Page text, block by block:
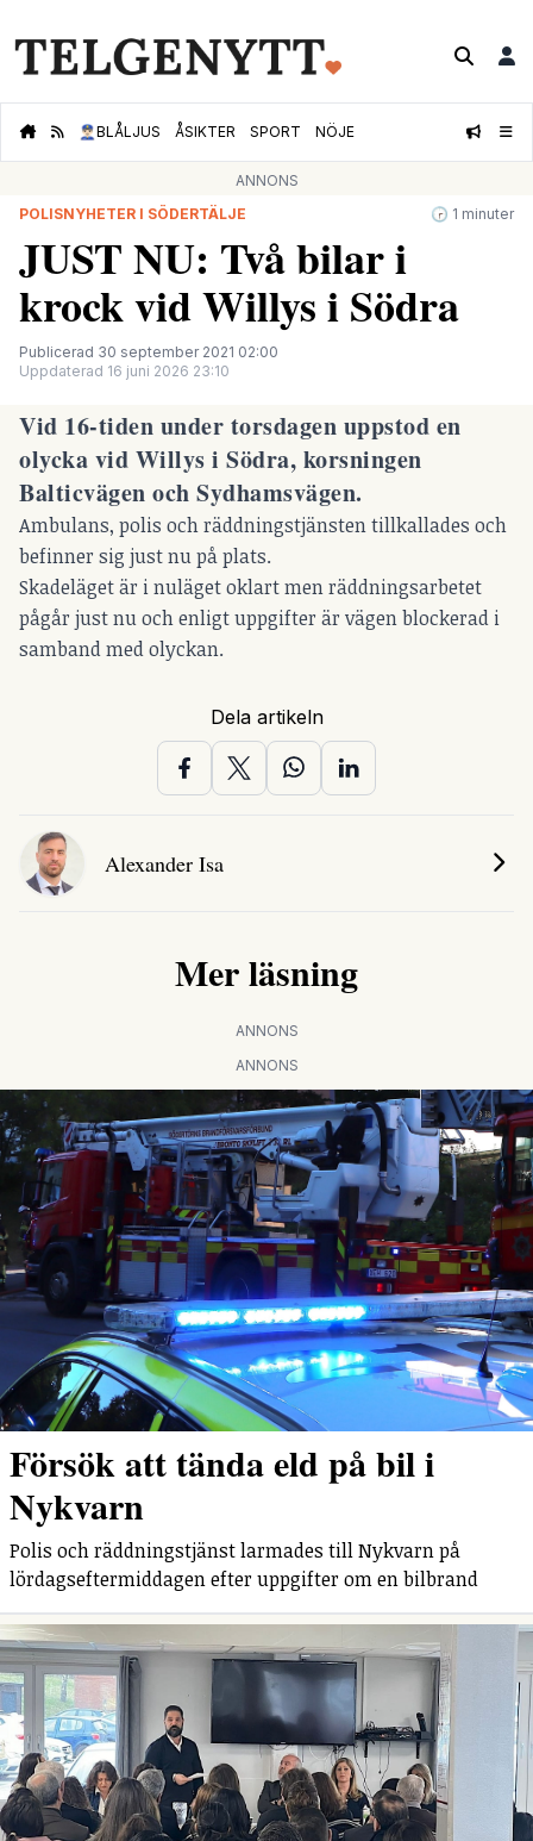
👮🏻‍♂️BLÅLJUS ÅSIKTER SPORT NÖJE
ANNONS
POLISNYHETER I SÖDERTÄLJE
🕝 1 minuter
JUST NU: Två bilar i
krock vid Willys i Södra
Publicerad 30 september 2021 02:00
Uppdaterad 16 juni 2026 23:10
Vid 16-tiden under torsdagen uppstod en
olycka vid Willys i Södra, korsningen
Balticvägen och Sydhamsvägen.
Ambulans, polis och räddningstjänsten tillkallades och
befinner sig just nu på plats.
Skadeläget är i nuläget oklart men räddningsarbetet
pågår just nu och enligt uppgifter är vägen blockerad i
samband med olyckan.
Dela artikeln
Alexander Isa
Mer läsning
ANNONS
ANNONS
Försök att tända eld på bil i
Nykvarn
Polis och räddningstjänst larmades till Nykvarn på
lördagseftermiddagen efter uppgifter om en bilbrand